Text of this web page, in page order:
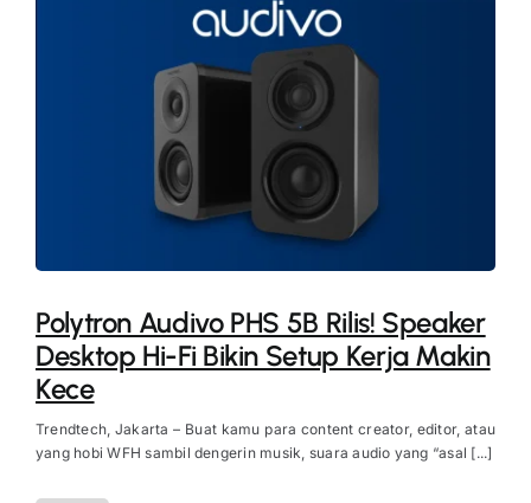
Polytron Audivo PHS 5B Rilis! Speaker
Desktop Hi-Fi Bikin Setup Kerja Makin
Kece
Trendtech, Jakarta – Buat kamu para content creator, editor, atau
yang hobi WFH sambil dengerin musik, suara audio yang “asal [...]